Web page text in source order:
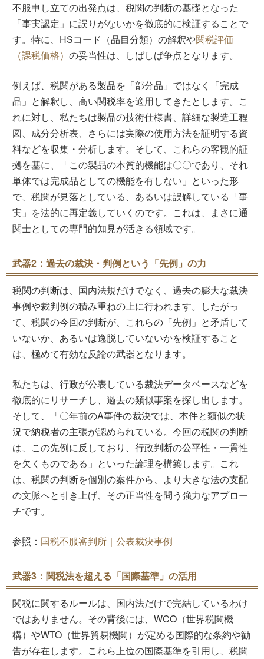
不服申し立ての出発点は、税関の判断の基礎となった
「事実認定」に誤りがないかを徹底的に検証することで
す。特に、HSコード（品目分類）の解釈や関税評価
（課税価格）の妥当性は、しばしば争点となります。
例えば、税関がある製品を「部分品」ではなく「完成
品」と解釈し、高い関税率を適用してきたとします。こ
れに対し、私たちは製品の技術仕様書、詳細な製造工程
図、成分分析表、さらには実際の使用方法を証明する資
料などを収集・分析します。そして、これらの客観的証
拠を基に、「この製品の本質的機能は〇〇であり、それ
単体では完成品としての機能を有しない」といった形
で、税関が見落としている、あるいは誤解している「事
実」を法的に再定義していくのです。これは、まさに通
関士としての専門的知見が活きる領域です。
武器2：過去の裁決・判例という「先例」の力
税関の判断は、国内法規だけでなく、過去の膨大な裁決
事例や裁判例の積み重ねの上に行われます。したがっ
て、税関の今回の判断が、これらの「先例」と矛盾して
いないか、あるいは逸脱していないかを検証すること
は、極めて有効な反論の武器となります。
私たちは、行政が公表している裁決データベースなどを
徹底的にリサーチし、過去の類似事案を探し出します。
そして、「〇年前のA事件の裁決では、本件と類似の状
況で納税者の主張が認められている。今回の税関の判断
は、この先例に反しており、行政判断の公平性・一貫性
を欠くものである」といった論理を構築します。これ
は、税関の判断を個別の案件から、より大きな法の支配
の文脈へと引き上げ、その正当性を問う強力なアプロー
チです。
参照： 国税不服審判所｜公表裁決事例
武器3：関税法を超える「国際基準」の活用
関税に関するルールは、国内法だけで完結しているわけ
ではありません。その背後には、WCO（世界税関機
構）やWTO（世界貿易機関）が定める国際的な条約や勧
告が存在します。これら上位の国際基準を引用し、税関